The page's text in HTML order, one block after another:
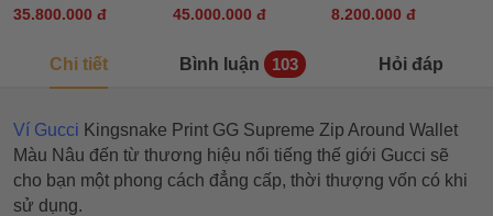
35.800.000 đ 45.000.000 đ 8.200.000 đ
Chi tiết Bình luận 103 Hỏi đáp
Ví Gucci Kingsnake Print GG Supreme Zip Around Wallet
Màu Nâu đến từ thương hiệu nổi tiếng thế giới Gucci sẽ
cho bạn một phong cách đẳng cấp, thời thượng vốn có khi
sử dụng.